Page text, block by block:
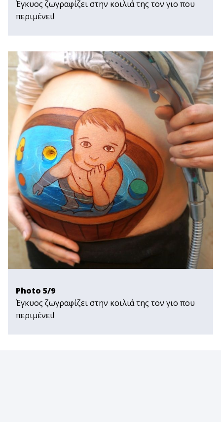
Έγκυος ζωγραφίζει στην κοιλιά της τον γιο που
περιμένει!
Photo 5/9
Έγκυος ζωγραφίζει στην κοιλιά της τον γιο που
περιμένει!